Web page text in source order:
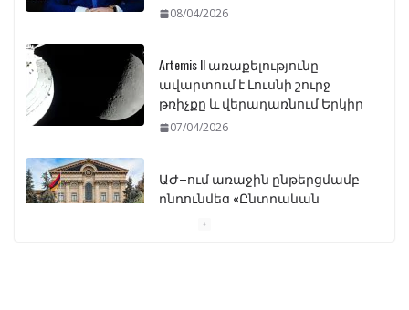
08/04/2026
Artemis II առաքելությունը
ավարտում է Լուսնի շուրջ
թռիչքը և վերադառնում Երկիր
07/04/2026
ԱԺ–ում առաջին ընթերցմամբ
ընդունվեց «Ընտրական